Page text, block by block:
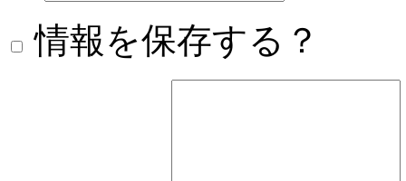
情報を保存する？